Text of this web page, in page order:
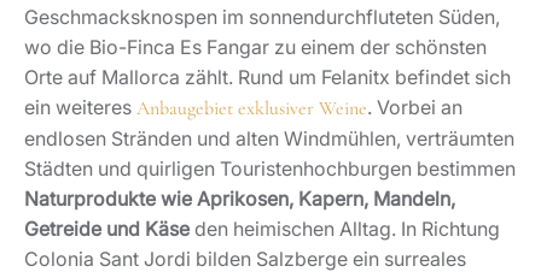
Geschmacksknospen im sonnendurchfluteten Süden,
wo die Bio-Finca Es Fangar zu einem der schönsten
Orte auf Mallorca zählt. Rund um Felanitx befindet sich
ein weiteres Anbaugebiet exklusiver Weine. Vorbei an
endlosen Stränden und alten Windmühlen, verträumten
Städten und quirligen Touristenhochburgen bestimmen
Naturprodukte wie Aprikosen, Kapern, Mandeln,
Getreide und Käse den heimischen Alltag. In Richtung
Colonia Sant Jordi bilden Salzberge ein surreales